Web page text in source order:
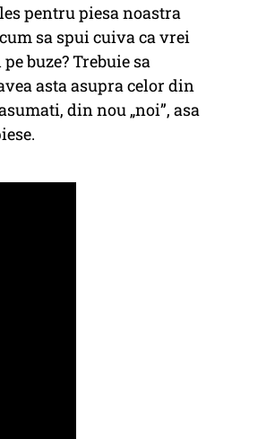
pentru piesa noastra
sa spui cuiva ca vrei
buze? Trebuie sa
asta asupra celor din
din nou „noi”, asa